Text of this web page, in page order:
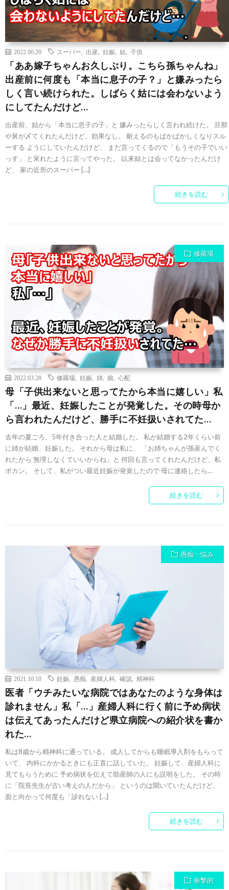
2022.06.20 スーパー 出産 妊娠 姑 子供
「ああ嫁子ちゃんお久しぶり。こちら孫ちゃんね」
出産前に何度も「本当に息子の子？」と嫌みったら
しく言い続けられた。しばらく姑には会わないよう
にしてたんだけど…
出産前、姑から「本当に息子の子」と 嫌みったらしく言われ続けた。 旦那
や舅が〆てくれたんだけど、効果なし。 耐えるのもばかばかしくなりスル
ーする ようにしていたんだけど、 まだ言ってくるので「もうその子でいい
っす」 と呆れたように言ってやった。 以来姑とは会ってなかったんだけ
ど、 家の近所のスーパー […]
続きを読む
修羅場
2022.03.28 修羅場 妊娠 姉 娘 心配
母「子供出来ないと思ってたから本当に嬉しい」私
「…」最近、妊娠したことが発覚した。その時母か
ら言われたんだけど、勝手に不妊扱いされてた…
去年の夏ごろ、5年付き合った人と結婚した。 私が結婚する2年くらい前
に姉が結婚、妊娠した。 それから母は私に、 「お姉ちゃんが孫産んでく
れたから 無理しなくていいからね」と 何回も言ってくれたんだけど、私
ポカン。 そして、私がつい最近妊娠が発覚したので 母に連絡したら…
続きを読む
愚痴・悩み
2021.10.10 妊娠 愚痴 産婦人科 確認 精神科
医者「ウチみたいな病院ではあなたのような身体は
診れません」私「…」産婦人科に行く前に予め病状
は伝えてあったんだけど県立病院への紹介状を書か
れた…
私は8歳から精神科に通っている。 成人してからも睡眠導入剤をもらって
いて、 内科にかかるときにも正直に話していた。 妊娠して、産婦人科に
見てもらうために 予め病状を伝えて助産師の人にも説明をした。 その時
に「院長先生が古い考えの人だから」 というのは聞いていたんだけど、
面と向かって何度も「診れない […]
続きを読む
衝撃的